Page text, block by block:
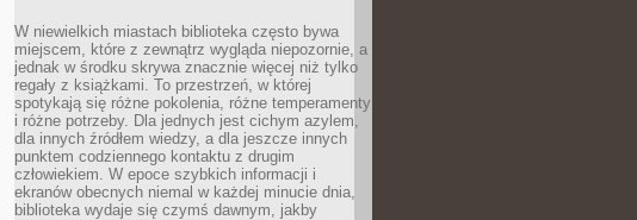
W niewielkich miastach biblioteka często bywa
miejscem, które z zewnątrz wygląda niepozornie, a
jednak w środku skrywa znacznie więcej niż tylko
regały z książkami. To przestrzeń, w której
spotykają się różne pokolenia, różne temperamenty
i różne potrzeby. Dla jednych jest cichym azylem,
dla innych źródłem wiedzy, a dla jeszcze innych
punktem codziennego kontaktu z drugim
człowiekiem. W epoce szybkich informacji i
ekranów obecnych niemal w każdej minucie dnia,
biblioteka wydaje się czymś dawnym, jakby